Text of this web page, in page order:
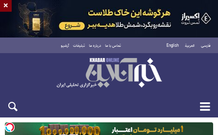
فارسی العربية English تماس با ما درباره ما تبلیغات آرشیو
یکشنبه ۱۸ مرداد ۱۴۰۵
×